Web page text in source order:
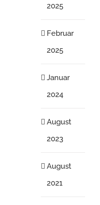
2025
Februar
2025
Januar
2024
August
2023
August
2021